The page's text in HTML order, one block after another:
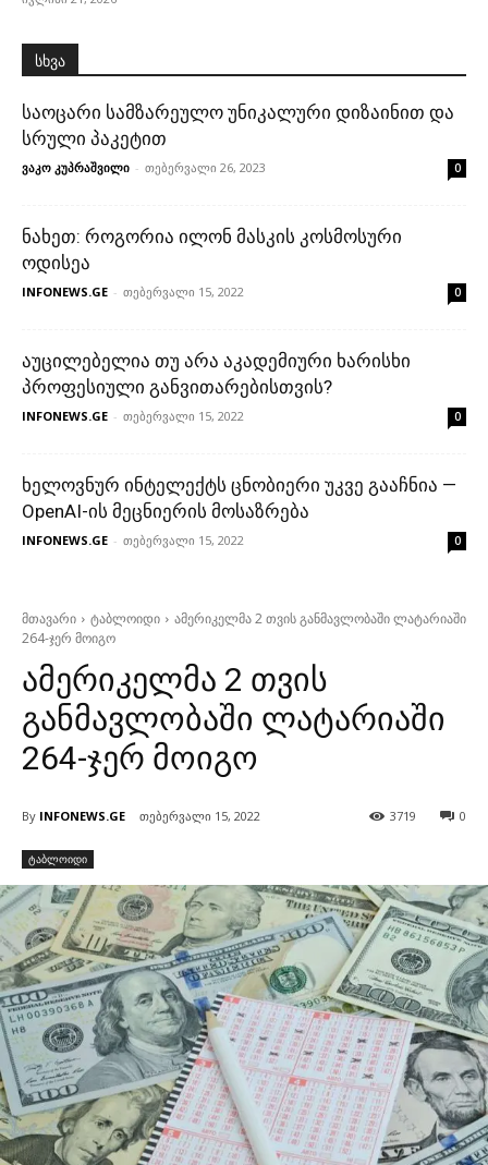
სხვა
საოცარი სამზარეულო უნიკალური დიზაინით და
სრული პაკეტით
ვაკო კუპრაშვილი - თებერვალი 26, 2023 0
ნახეთ: როგორია ილონ მასკის კოსმოსური
ოდისეა
INFONEWS.GE - თებერვალი 15, 2022 0
აუცილებელია თუ არა აკადემიური ხარისხი
პროფესიული განვითარებისთვის?
INFONEWS.GE - თებერვალი 15, 2022 0
ხელოვნურ ინტელექტს ცნობიერი უკვე გააჩნია —
OpenAI-ის მეცნიერის მოსაზრება
INFONEWS.GE - თებერვალი 15, 2022 0